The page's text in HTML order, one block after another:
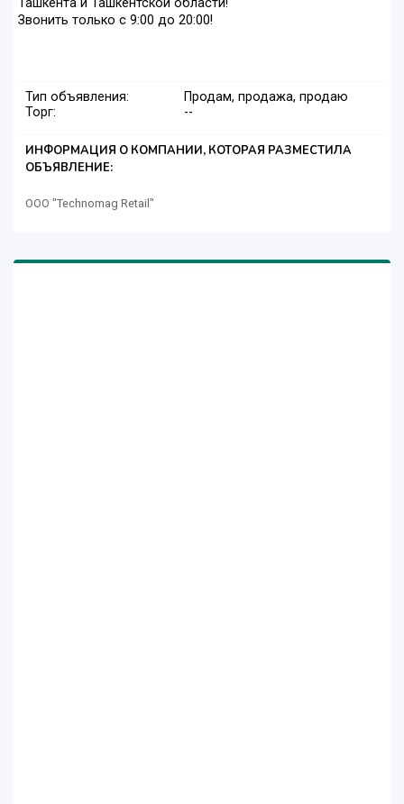
Ташкента и Ташкентской области!
Звонить только с 9:00 до 20:00!
Тип объявления:
Продам, продажа, продаю
Торг:
--
ИНФОРМАЦИЯ О КОМПАНИИ, КОТОРАЯ РАЗМЕСТИЛА
ОБЪЯВЛЕНИЕ:
ООО "Technomag Retail"